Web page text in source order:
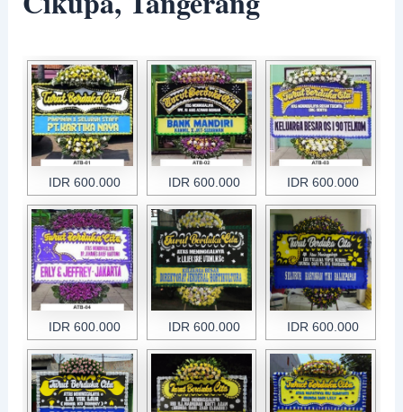
IDR 600.000 IDR 600.000 IDR 600.000
IDR 600.000 IDR 600.000 IDR 600.000